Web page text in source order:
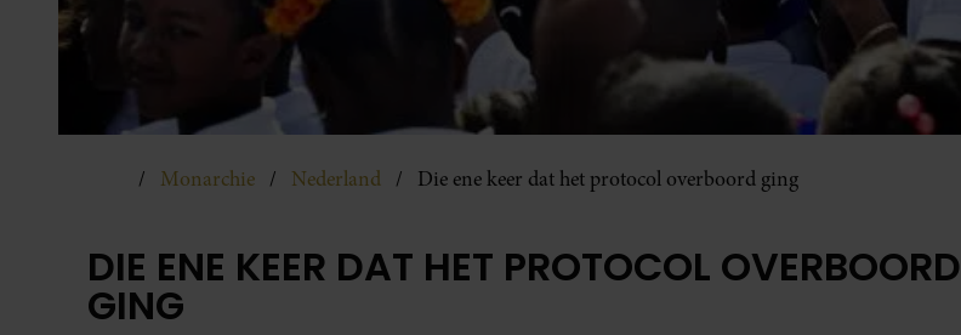
Monarchie Nederland Die ene keer dat het protocol overboord ging
DIE ENE KEER DAT HET PROTOCOL OVERBOORD
GING